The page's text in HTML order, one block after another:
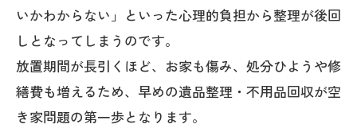
いかわからない」といった心理的負担から整理が後回
しとなってしまうのです。
放置期間が長引くほど、お家も傷み、処分ひようや修
繕費も増えるため、早めの遺品整理・不用品回収が空
き家問題の第一歩となります。